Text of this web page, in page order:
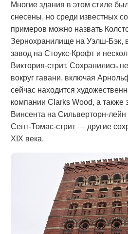
Многие здания в этом стиле
снесены, но среди известных
примеров можно назвать
Зернохранилище на Уэлш-Бэк,
завод на Стоукс-Крофт и
Виктория-стрит. Сохранились
вокруг гавани, включая
сейчас находится
компании Clarks Wood, а также
Винсента на Сильверторн-
Сент-Томас-стрит — другие
XIX века.